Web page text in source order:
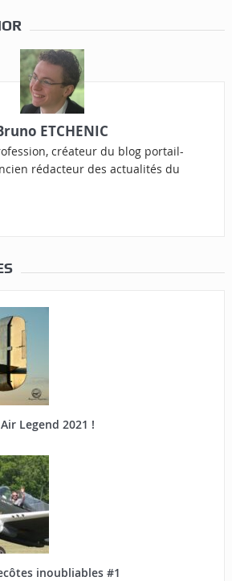
ETCHENIC
créateur du blog portail-
rédacteur des actualités du
Legend 2021 !
inoubliables #1